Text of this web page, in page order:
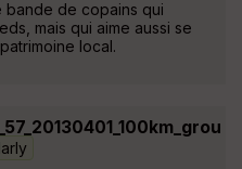
bande de copains qui
mais qui aime aussi se
local.